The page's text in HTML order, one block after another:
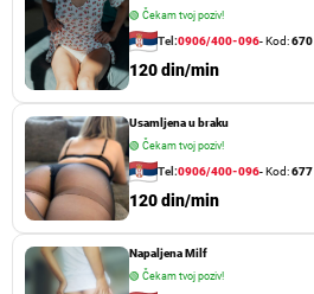
🟢 Čekam tvoj poziv!
Tel:0906/400-096- Kod:670
120 din/min
Usamljena u braku
🟢 Čekam tvoj poziv!
Tel:0906/400-096- Kod:677
120 din/min
Napaljena Milf
🟢 Čekam tvoj poziv!